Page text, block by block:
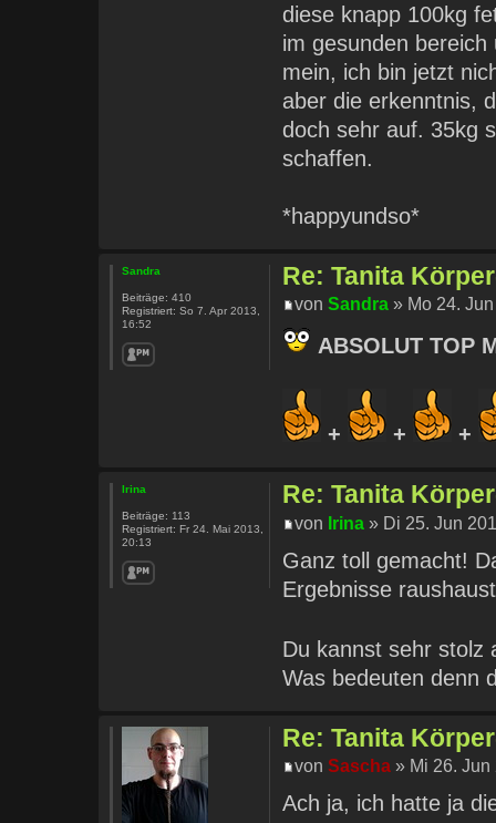
diese knapp 100kg
im gesunden
mein, ich bin jetzt
aber die erkenntnis,
doch sehr auf. 35kg
schaffen.
*happyundso*
Re: Tanita
vonSandra » Mo 24.
ABSOLUT TOP
+ + +
Sandra
Beiträge: 410
Registriert: So 7. Apr 2013,
16:52
Re: Tanita
von Irina » Di 25. Jun
Ganz toll gemacht!
Ergebnisse
Du kannst sehr stolz
Was bedeuten denn
Irina
Beiträge: 113
Registriert: Fr 24. Mai 2013,
20:13
Re: Tanita
vonSascha » Mi 26. Jun
Ach ja, ich hatte ja